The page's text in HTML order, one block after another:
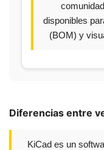
disponibles
(BOM) y
Diferencias entre
KiCad es un